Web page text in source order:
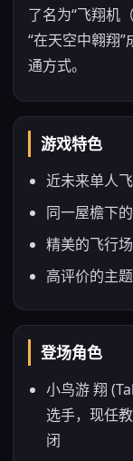
了名为“飞翔机
“在天空中翱翔
通方式。
游戏特色
近未来单人
同一屋檐下
精美的飞行
高评价的主
登场角色
小鸟游 翔
选手，现任
闭